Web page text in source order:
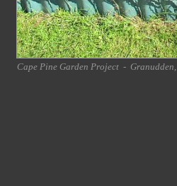
Cape Pine Garden Project - Granudden,